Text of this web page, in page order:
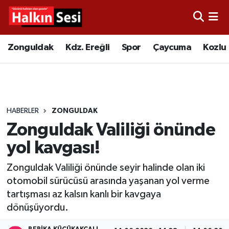
Zonguldak Kdz. Ereğli Spor Çaycuma Kozlu
HABERLER ZONGULDAK
Zonguldak Valiliği önünde
yol kavgası!
Zonguldak Valiliği önünde seyir halinde olan iki
otomobil sürücüsü arasında yaşanan yol verme
tartışması az kalsın kanlı bir kavgaya
dönüşüyordu.
Video
Çaycuma
Alaplı
Asayiş
Bartın
Merkez Hava Durumu
Tüm Manşetler
Son Dakika Haberleri
Haber Arşivi